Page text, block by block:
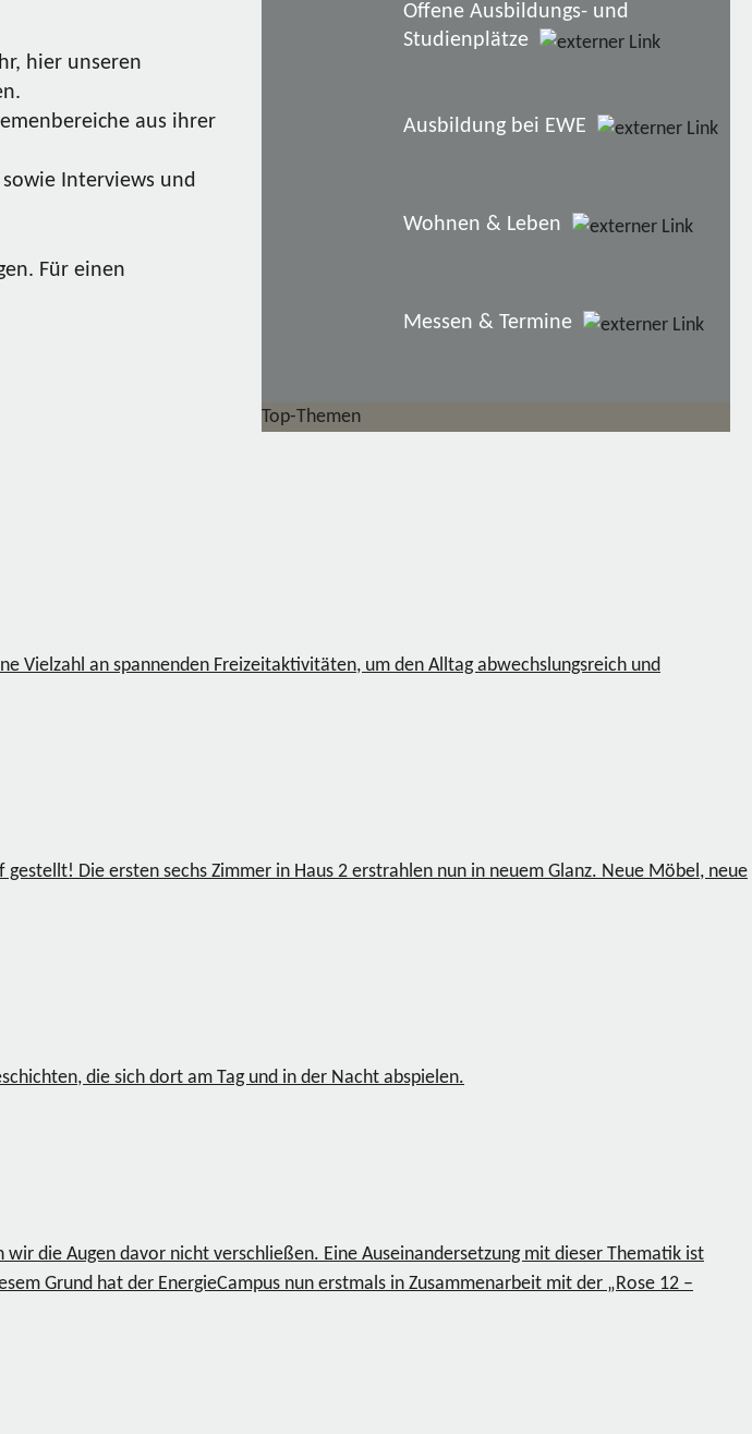
hier unseren
aus ihrer
Interviews und
Für einen
Offene Ausbildungs- und
Studienplätze
Ausbildung bei EWE
Wohnen & Leben
Messen & Termine
Top-Themen
Vielzahl an spannenden Freizeitaktivitäten, um den Alltag abwechslungsreich und
Die ersten sechs Zimmer in Haus 2 erstrahlen nun in neuem Glanz. Neue Möbel, neue
die sich dort am Tag und in der Nacht abspielen.
die Augen davor nicht verschließen. Eine Auseinandersetzung mit dieser Thematik ist
Grund hat der EnergieCampus nun erstmals in Zusammenarbeit mit der „Rose 12 –